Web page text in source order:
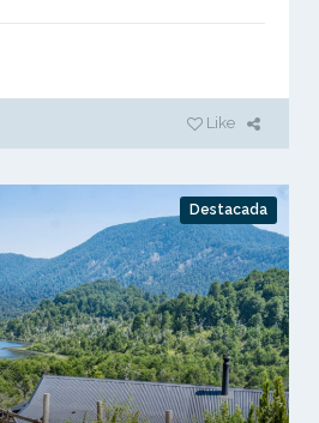
Like
Destacada